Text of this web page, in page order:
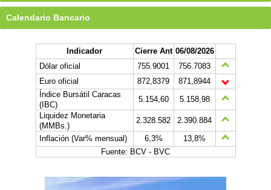
Calendario Bancario
Indicador Cierre Ant 06/08/2026
Dólar oficial
755.9001
756.7083
Euro oficial
872,8379
871,8944
Índice Bursátil Caracas
(IBC)
5.154,60
5.158,98
Liquidez Monetaria
(MMBs.)
2.328.582
2.390.884
Inflación (Var% mensual)
6,3%
13,8%
Fuente: BCV - BVC